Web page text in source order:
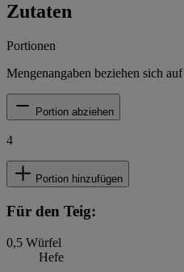
Zutaten
Portionen
Mengenangaben beziehen sich auf
Portion abziehen
4
Portion hinzufügen
Für den Teig:
0,5 Würfel
Hefe